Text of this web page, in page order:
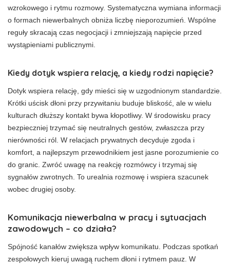
wzrokowego i rytmu rozmowy. Systematyczna wymiana informacji
o formach niewerbalnych obniża liczbę nieporozumień. Wspólne
reguły skracają czas negocjacji i zmniejszają napięcie przed
wystąpieniami publicznymi.
Kiedy dotyk wspiera relację, a kiedy rodzi napięcie?
Dotyk wspiera relację, gdy mieści się w uzgodnionym standardzie.
Krótki uścisk dłoni przy przywitaniu buduje bliskość, ale w wielu
kulturach dłuższy kontakt bywa kłopotliwy. W środowisku pracy
bezpieczniej trzymać się neutralnych gestów, zwłaszcza przy
nierówności ról. W relacjach prywatnych decyduje zgoda i
komfort, a najlepszym przewodnikiem jest jasne porozumienie co
do granic. Zwróć uwagę na reakcję rozmówcy i trzymaj się
sygnałów zwrotnych. To urealnia rozmowę i wspiera szacunek
wobec drugiej osoby.
Komunikacja niewerbalna w pracy i sytuacjach
zawodowych – co działa?
Spójność kanałów zwiększa wpływ komunikatu. Podczas spotkań
zespołowych kieruj uwagą ruchem dłoni i rytmem pauz. W